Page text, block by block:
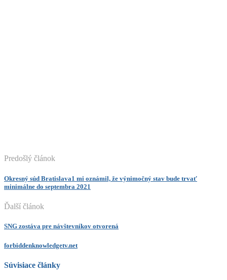
Predošlý článok
Okresný súd Bratislava1 mi oznámil, že výnimočný stav bude trvať
minimálne do septembra 2021
Ďalší článok
SNG zostáva pre návštevníkov otvorená
forbiddenknowledgetv.net
Súvisiace články